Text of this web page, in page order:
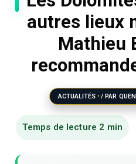
autres lieux
Mathieu
ACTUALITÉS / PAR